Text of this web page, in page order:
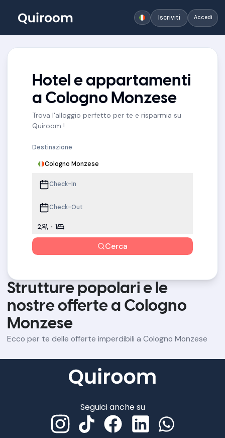
Iscriviti Accedi
Hotel e appartamenti
a Cologno Monzese
Trova l'alloggio perfetto per te e risparmia su
Quiroom !
Destinazione
Cologno Monzese
2 1
Cerca
Strutture popolari e le
nostre offerte a Cologno
Monzese
Ecco per te delle offerte imperdibili a Cologno Monzese
Seguici anche su